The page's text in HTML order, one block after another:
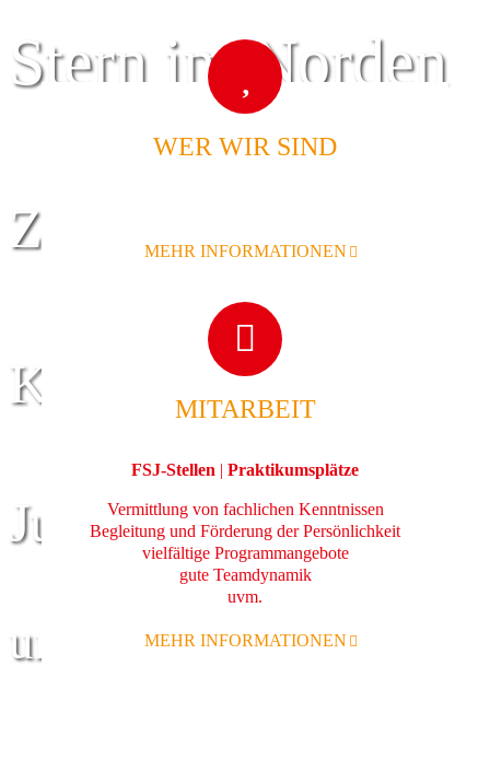
Stern im Norden
Zentrum für
Kinder
Jugend
und Familie
WER WIR SIND
MEHR INFORMATIONEN
MITARBEIT
FSJ-Stellen | Praktikumsplätze
Vermittlung von fachlichen Kenntnissen
Begleitung und Förderung der Persönlichkeit
vielfältige Programmangebote
gute Teamdynamik
uvm.
MEHR INFORMATIONEN